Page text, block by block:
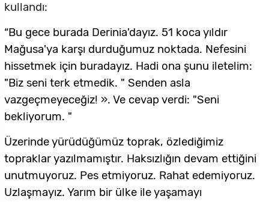
kullandı:
“Bu gece burada Derinia'dayız. 51 koca yıldır
Mağusa'ya karşı durduğumuz noktada. Nefesini
hissetmek için buradayız. Hadi ona şunu iletelim:
"Biz seni terk etmedik. " Senden asla
vazgeçmeyeceğiz! ». Ve cevap verdi: "Seni
bekliyorum. "
Üzerinde yürüdüğümüz toprak, özlediğimiz
topraklar yazılmamıştır. Haksızlığın devam ettiğini
unutmuyoruz. Pes etmiyoruz. Rahat edemiyoruz.
Uzlaşmayız. Yarım bir ülke ile yaşamayı